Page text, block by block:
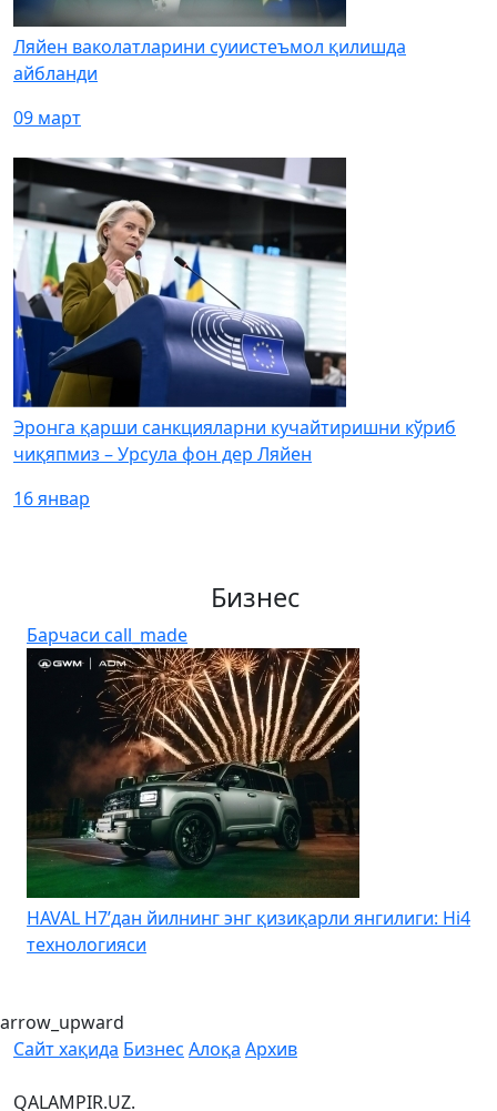
Ляйен ваколатларини суиистеъмол қилишда
айбланди
09 март
Эронга қарши санкцияларни кучайтиришни кўриб
чиқяпмиз – Урсула фон дер Ляйен
16 январ
Бизнес
Барчаси call_made
HAVAL H7’дан йилнинг энг қизиқарли янгилиги: Hi4
технологияси
arrow_upward
Сайт хақида Бизнес Алоқа Архив
QALAMPIR.UZ.